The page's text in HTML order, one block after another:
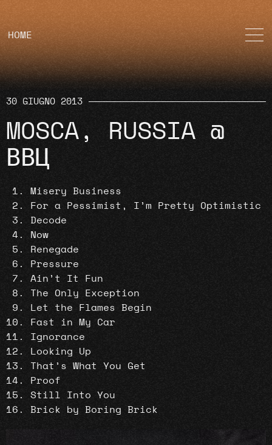
HOME
30 GIUGNO 2013
MOSCA, RUSSIA @
ВВЦ
Misery Business
For a Pessimist, I’m Pretty Optimistic
Decode
Now
Renegade
Pressure
Ain’t It Fun
The Only Exception
Let the Flames Begin
Fast in My Car
Ignorance
Looking Up
That’s What You Get
Proof
Still Into You
Brick by Boring Brick